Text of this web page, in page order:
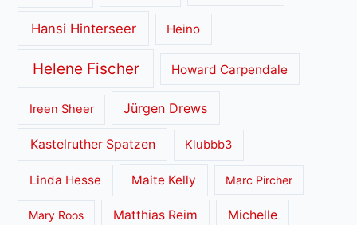
Hansi Hinterseer Heino
Helene Fischer Howard Carpendale
Ireen Sheer Jürgen Drews
Kastelruther Spatzen Klubbb3
Linda Hesse Maite Kelly Marc Pircher
Mary Roos Matthias Reim Michelle